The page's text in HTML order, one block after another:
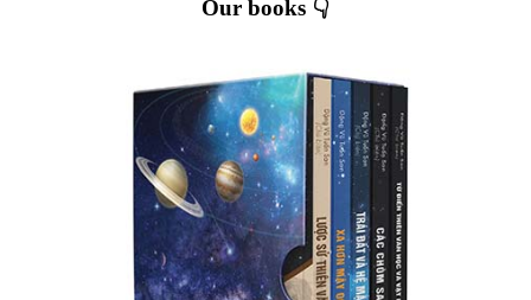
Our books 👇